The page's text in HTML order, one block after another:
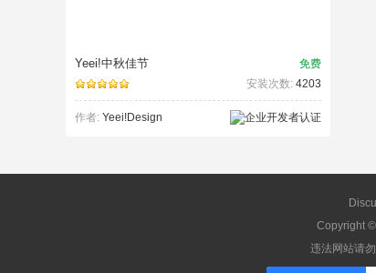
免费
Yeei!中秋佳节
安装次数: 4203
作者: Yeei!Design
Copyright
违法网站请